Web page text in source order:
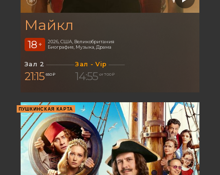
Майкл
18 +
2026, США, Великобритания
Биография, Музыка, Драма
Зал 2
21:15 650 ₽
Зал - Vip
14:55 от 700 ₽
ПУШКИНСКАЯ КАРТА